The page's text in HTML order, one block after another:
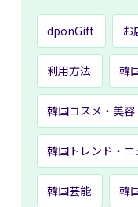
dponGift お
利用方法 韓
韓国コスメ・美容
韓国トレンド・ニ
韓国芸能 韓